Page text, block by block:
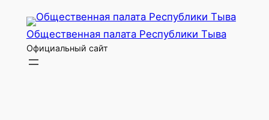
Перейти
содержимому
Общественная палата Республики Тыва
Официальный сайт